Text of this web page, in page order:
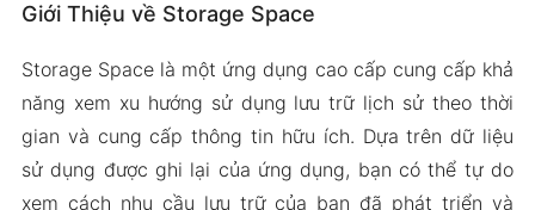
Gợi ý tổ chức và xóa
Gỡ cài đặt và xóa bộ nhớ cache của ứng
dụng
Duyệt và tổ chức tệp
Tiện ích nhanh cho không gian lưu trữ
Giới Thiệu về Storage Space
Storage Space là một ứng dụng cao cấp cung cấp khả
năng xem xu hướng sử dụng lưu trữ lịch sử theo thời
gian và cung cấp thông tin hữu ích. Dựa trên dữ liệu
sử dụng được ghi lại của ứng dụng, bạn có thể tự do
xem cách nhu cầu lưu trữ của bạn đã phát triển và